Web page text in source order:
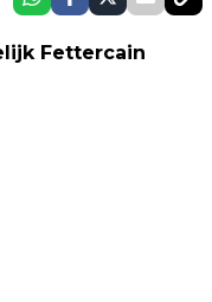
Fettercain